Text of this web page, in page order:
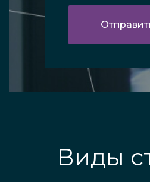
Виды